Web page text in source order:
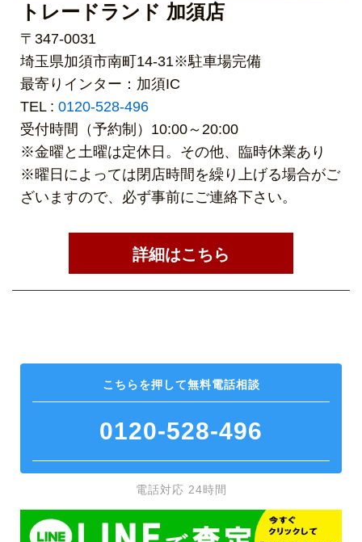
トレードランド 加須店
〒347-0031
埼玉県加須市南町14-31※駐車場完備
最寄りインター：加須IC
TEL : 0120-528-496
受付時間（予約制）10:00～20:00
※金曜と土曜は定休日。その他、臨時休業あり
※曜日によっては閉店時間を繰り上げる場合がご
ざいますので、必ず事前にご連絡下さい。
詳細はこちら
こちらを押して無料電話相談
0120-528-496
電話対応 24時間